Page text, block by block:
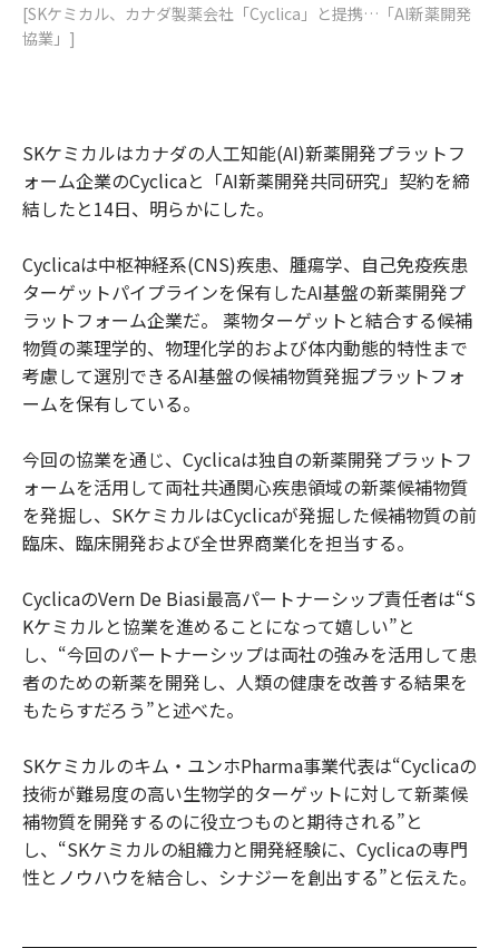
[SKケミカル、カナダ製薬会社「Cyclica」と提携…「AI新薬開発
協業」]
SKケミカルはカナダの人工知能(AI)新薬開発プラットフ
ォーム企業のCyclicaと「AI新薬開発共同研究」契約を締
結したと14日、明らかにした。
Cyclicaは中枢神経系(CNS)疾患、腫瘍学、自己免疫疾患
ターゲットパイプラインを保有したAI基盤の新薬開発プ
ラットフォーム企業だ。 薬物ターゲットと結合する候補
物質の薬理学的、物理化学的および体内動態的特性まで
考慮して選別できるAI基盤の候補物質発掘プラットフォ
ームを保有している。
今回の協業を通じ、Cyclicaは独自の新薬開発プラットフ
ォームを活用して両社共通関心疾患領域の新薬候補物質
を発掘し、SKケミカルはCyclicaが発掘した候補物質の前
臨床、臨床開発および全世界商業化を担当する。
CyclicaのVern De Biasi最高パートナーシップ責任者は“S
Kケミカルと協業を進めることになって嬉しい”と
し、“今回のパートナーシップは両社の強みを活用して患
者のための新薬を開発し、人類の健康を改善する結果を
もたらすだろう”と述べた。
SKケミカルのキム・ユンホPharma事業代表は“Cyclicaの
技術が難易度の高い生物学的ターゲットに対して新薬候
補物質を開発するのに役立つものと期待される”と
し、“SKケミカルの組織力と開発経験に、Cyclicaの専門
性とノウハウを結合し、シナジーを創出する”と伝えた。